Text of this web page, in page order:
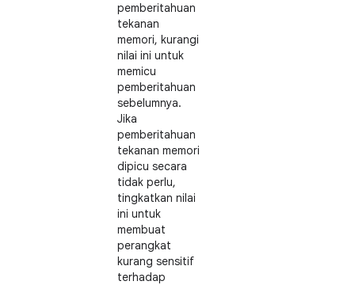
pemberitahuan
tekanan
memori, kurangi
nilai ini untuk
memicu
pemberitahuan
sebelumnya.
Jika
pemberitahuan
tekanan memori
dipicu secara
tidak perlu,
tingkatkan nilai
ini untuk
membuat
perangkat
kurang sensitif
terhadap